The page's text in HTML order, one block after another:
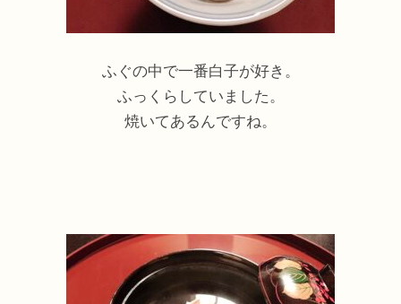
ふぐの中で一番白子が好き。
ふっくらしていました。
焼いてあるんですね。